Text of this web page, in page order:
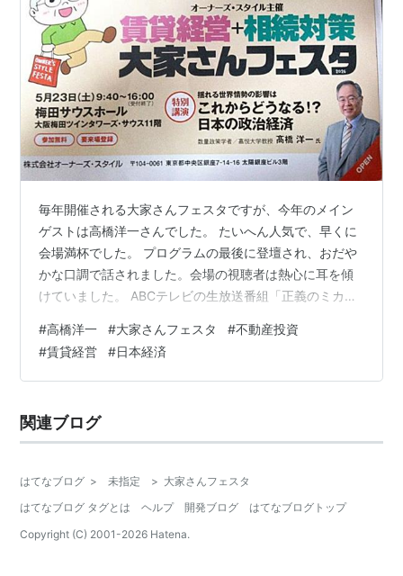
毎年開催される大家さんフェスタですが、今年のメイン
ゲストは高橋洋一さんでした。 たいへん人気で、早くに
会場満杯でした。 プログラムの最後に登壇され、おだや
かな口調で話されました。会場の視聴者は熱心に耳を傾
けていました。 ABCテレビの生放送番組「正義のミカ
スタに登壇するまで時間が余ったので、映画「スター・
ウォーズ」を観てきたとのことでした。 15時30分からの
講演でしたので、ランチと映画を楽しめたようでした。
てみます。 高橋洋一氏も大家さんで、銀行がお金を借り
てくれと頼みに来て困る…
#高橋洋一 #大家さんフェスタ #不動産投資
#賃貸経営 #日本経済
関連ブログ
はてなブログ > 未指定 > 大家さんフェスタ
はてなブログ タグとは
ヘルプ 開発ブログ
はてなブログトップ
Copyright (C) 2001-2026 Hatena.